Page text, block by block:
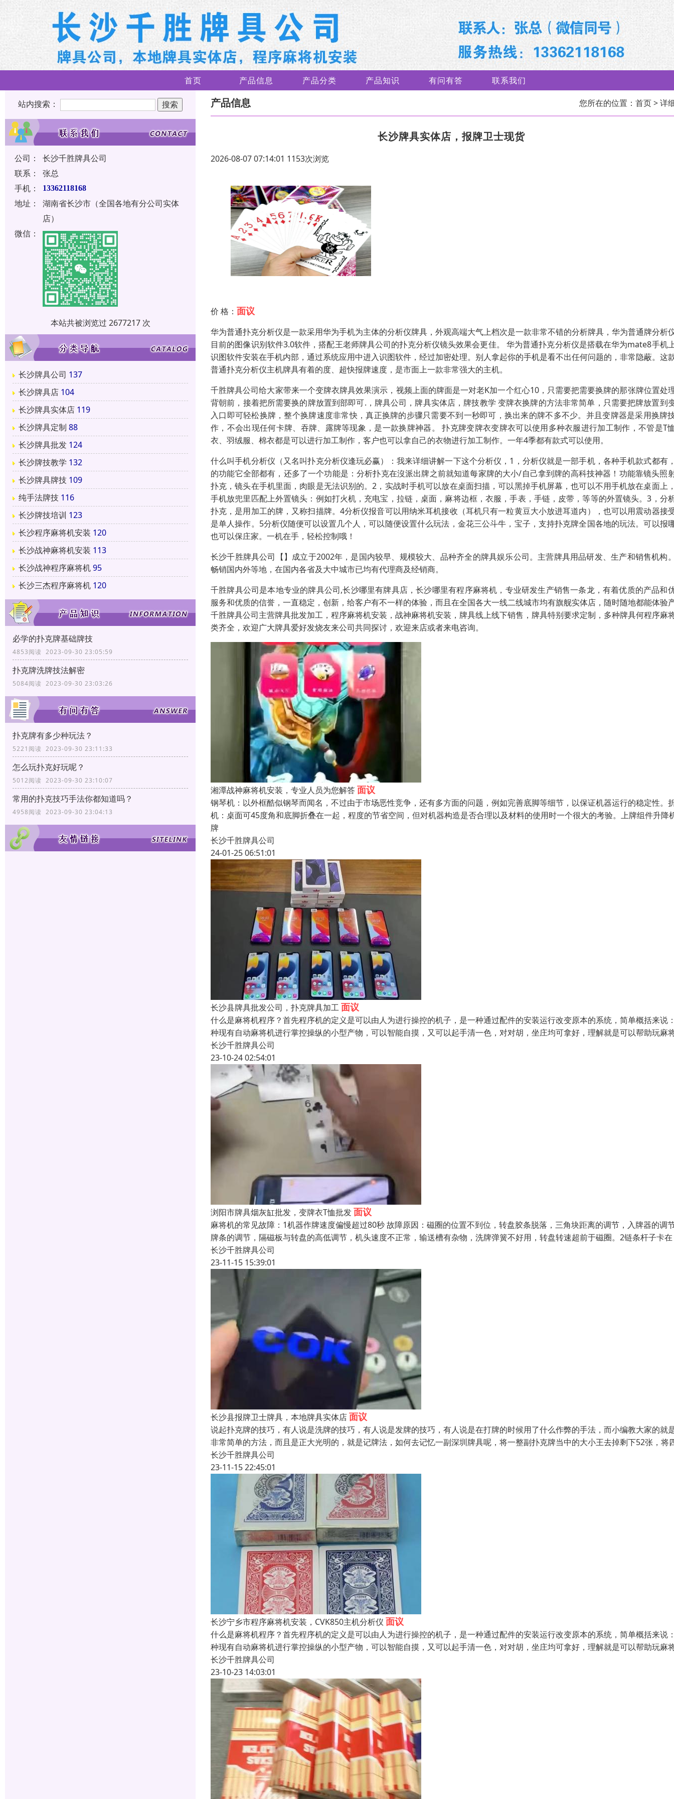
首页 产品信息 产品分类 产品知识 有问有答 联系我们
站内搜索：
公司：
长沙千胜牌具公司
联系：
张总
手机：
13362118168
地址：
湖南省长沙市（全国各地有分公司实体
店）
微信：
本站共被浏览过 2677217 次
长沙牌具公司 137
长沙牌具店 104
长沙牌具实体店 119
长沙牌具定制 88
长沙牌具批发 124
长沙牌技教学 132
长沙牌具牌技 109
纯手法牌技 116
长沙牌技培训 123
长沙程序麻将机安装 120
长沙战神麻将机安装 113
长沙战神程序麻将机95
长沙三杰程序麻将机 120
必学的扑克牌基础牌技
4853阅读 2023-09-30 23:05:59
扑克牌洗牌技法解密
5084阅读 2023-09-30 23:03:26
扑克牌有多少种玩法？
5221阅读 2023-09-30 23:11:33
怎么玩扑克好玩呢？
5012阅读 2023-09-30 23:10:07
常用的扑克技巧手法你都知道吗？
4958阅读 2023-09-30 23:04:13
产品信息 您所在的位置： 首页> 详
长沙牌具实体店，报牌卫士现货
2026-08-07 07:14:01 1153次浏览
价 格： 面议
华为普通扑克分析仪是一款采用华为手机为主体的分析仪牌具，外观高端大气上档次是一款非常不错的分析牌具，华为普通牌分析
目前的图像识别软件3.0软件，搭配王老师牌具公司的扑克分析仪镜头效果会更佳。 华为普通扑克分析仪是搭载在华为mate8手机
识图软件安装在手机内部，通过系统应用中进入识图软件，经过加密处理。别人拿起你的手机是看不出任何问题的，非常隐蔽。这
普通扑克分析仪主机牌具有着的度、超快报牌速度，是市面上一款非常强大的主机。
千胜牌具公司给大家带来一个变牌衣牌具效果演示，视频上面的牌面是一对老K加一个红心10，只需要把需要换牌的那张牌位置处
背朝前，接着把所需要换的牌放置到部即可.，牌具公司，牌具实体店，牌技教学 变牌衣换牌的方法非常简单，只需要把牌放置到
入口即可轻松换牌，整个换牌速度非常快，真正换牌的步骤只需要不到一秒即可，换出来的牌不多不少。并且变牌器是采用换牌
作，不会出现任何卡牌、吞牌、露牌等现象，是一款换牌神器。 扑克牌变牌衣变牌衣可以使用多种衣服进行加工制作，不管是T
衣、羽绒服、棉衣都是可以进行加工制作，客户也可以拿自己的衣物进行加工制作。一年4季都有款式可以使用。
什么叫手机分析仪（又名叫扑克分析仪逢玩必赢）：我来详细讲解一下这个分析仪，1，分析仪就是一部手机，各种手机款式都有
的功能它全部都有，还多了一个功能是：分析扑克在沒派出牌之前就知道每家牌的大小/自己拿到牌的高科技神器！功能靠镜头照
扑克，镜头在手机里面，肉眼是无法识别的。2，实战时手机可以放在桌面扫描，可以黑掉手机屏幕，也可以不用手机放在桌面上
手机放兜里匹配上外置镜头：例如打火机，充电宝，拉链，桌面，麻将边框，衣服，手表，手链，皮带，等等的外置镜头。3，分
扑克，是用加工的牌，又称扫描牌。4分析仪报音可以用纳米耳机接收（耳机只有一粒黄豆大小放进耳道内），也可以用震动器接
是单人操作。5分析仪随便可以设置几个人，可以随便设置什么玩法，金花三公斗牛，宝子，支持扑克牌全国各地的玩法。可以报
也可以保庄家。一机在手，轻松控制哦！
长沙千胜牌具公司【】成立于2002年，是国内较早、规模较大、品种齐全的牌具娱乐公司。主营牌具用品研发、生产和销售机构
畅销国内外等地，在国内各省及大中城市已均有代理商及经销商。
千胜牌具公司是本地专业的牌具公司,长沙哪里有牌具店，长沙哪里有程序麻将机，专业研发生产销售一条龙，有着优质的产品和
服务和优质的信誉，一直稳定，创新，给客户有不一样的体验，而且在全国各大一线二线城市均有旗舰实体店，随时随地都能体验
千胜牌具公司主营牌具批发加工，程序麻将机安装，战神麻将机安装，牌具线上线下销售，牌具特别要求定制，多种牌具何程序麻
类齐全，欢迎广大牌具爱好发烧友来公司共同探讨，欢迎来店或者来电咨询。
湘潭战神麻将机安装，专业人员为您解答面议
钢琴机：以外框酷似钢琴而闻名，不过由于市场恶性竞争，还有多方面的问题，例如完善底脚等细节，以保证机器运行的稳定性。
机：桌面可45度角和底脚折叠在一起，程度的节省空间，但对机器构造是否合理以及材料的使用时一个很大的考验。上牌组件升降
牌
长沙千胜牌具公司
24-01-25 06:51:01
长沙县牌具批发公司，扑克牌具加工面议
什么是麻将机程序？首先程序机的定义是可以由人为进行操控的机子，是一种通过配件的安装运行改变原本的系统，简单概括来说
种现有自动麻将机进行掌控操纵的小型产物，可以智能自摸，又可以起手清一色，对对胡，坐庄均可拿好，理解就是可以帮助玩麻
长沙千胜牌具公司
23-10-24 02:54:01
浏阳市牌具烟灰缸批发，变牌衣T恤批发面议
麻将机的常见故障：1机器作牌速度偏慢超过80秒 故障原因：磁圈的位置不到位，转盘胶条脱落，三角块距离的调节，入牌器的调
牌条的调节，隔磁板与转盘的高低调节，机头速度不正常，输送槽有杂物，洗牌弹簧不好用，转盘转速超前于磁圈。2链条杆子卡在
长沙千胜牌具公司
23-11-15 15:39:01
长沙县报牌卫士牌具，本地牌具实体店面议
说起扑克牌的技巧，有人说是洗牌的技巧，有人说是发牌的技巧，有人说是在打牌的时候用了什么作弊的手法，而小编教大家的就
非常简单的方法，而且是正大光明的，就是记牌法，如何去记忆一副深圳牌具呢，将一整副扑克牌当中的大小王去掉剩下52张，将
长沙千胜牌具公司
23-11-15 22:45:01
长沙宁乡市程序麻将机安装，CVK850主机分析仪 面议
什么是麻将机程序？首先程序机的定义是可以由人为进行操控的机子，是一种通过配件的安装运行改变原本的系统，简单概括来说
种现有自动麻将机进行掌控操纵的小型产物，可以智能自摸，又可以起手清一色，对对胡，坐庄均可拿好，理解就是可以帮助玩麻
长沙千胜牌具公司
23-10-23 14:03:01